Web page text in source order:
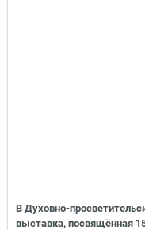
В Духовно-
выставка, посвящённая